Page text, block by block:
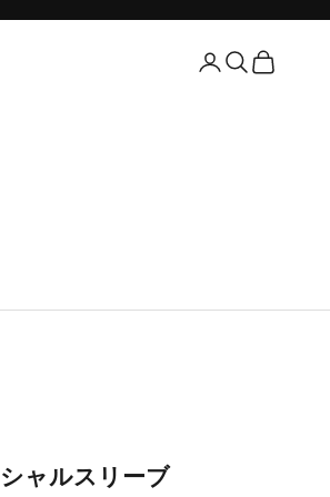
検索カート
ャルスリーブ